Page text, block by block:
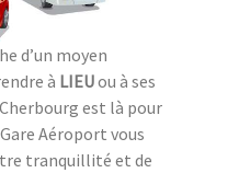
d’un moyen
à LIEUou à ses
est là pour
Aéroport vous
tranquillité et de